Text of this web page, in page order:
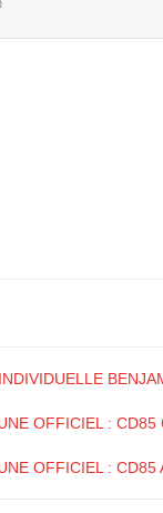
OFFICIEL :
OFFICIEL : CD85